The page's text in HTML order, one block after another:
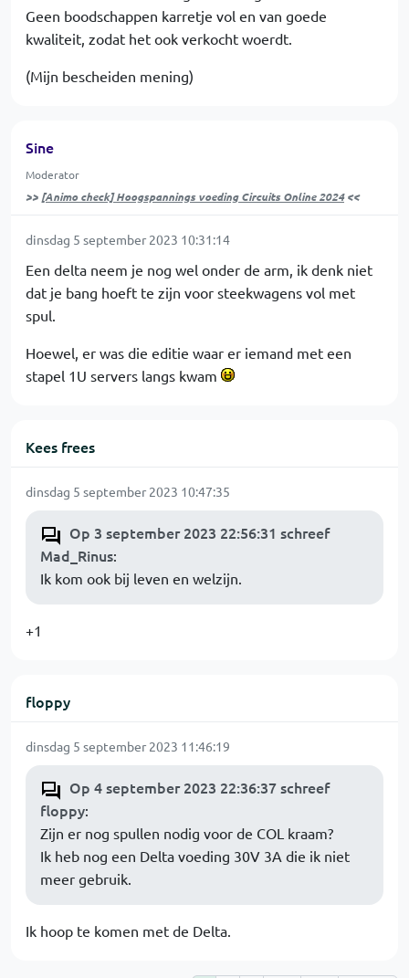
Geen boodschappen karretje vol en van goede
kwaliteit, zodat het ook verkocht woerdt.
(Mijn bescheiden mening)
Sine
Moderator
>> [Animo check] Hoogspannings voeding Circuits Online 2024<<
dinsdag 5 september 2023 10:31:14
Een delta neem je nog wel onder de arm, ik denk niet
dat je bang hoeft te zijn voor steekwagens vol met
spul.
Hoewel, er was die editie waar er iemand met een
stapel 1U servers langs kwam
Kees frees
dinsdag 5 september 2023 10:47:35
Op 3 september 2023 22:56:31 schreef
Mad_Rinus:
Ik kom ook bij leven en welzijn.
+1
floppy
dinsdag 5 september 2023 11:46:19
Op 4 september 2023 22:36:37 schreef
floppy:
Zijn er nog spullen nodig voor de COL kraam?
Ik heb nog een Delta voeding 30V 3A die ik niet
meer gebruik.
Ik hoop te komen met de Delta.